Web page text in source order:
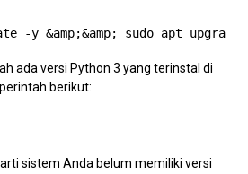
-y &amp;&amp; sudo apt upgrade
ada versi Python 3 yang terinstal di
berikut:
sistem Anda belum memiliki versi